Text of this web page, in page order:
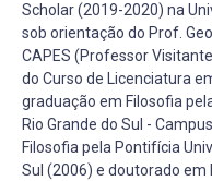
Scholar (2019-2020) na
sob orientação do Prof.
CAPES (Professor
do Curso de Licenciatura
graduação em Filosofia
Rio Grande do Sul -
Filosofia pela Pontifícia
Sul (2006) e doutorado